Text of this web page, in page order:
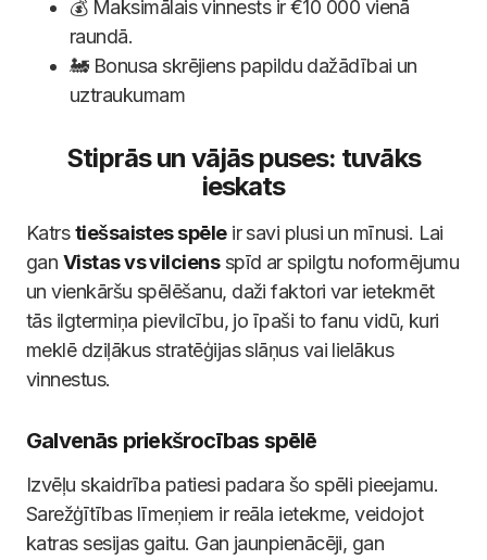
💰 Maksimālais vinnests ir €10 000 vienā
raundā.
🚂 Bonusa skrējiens papildu dažādībai un
uztraukumam
Stiprās un vājās puses: tuvāks
ieskats
Katrstiešsaistes spēleir savi plusi un mīnusi. Lai
gan Vistas vs vilciensspīd ar spilgtu noformējumu
un vienkāršu spēlēšanu, daži faktori var ietekmēt
tās ilgtermiņa pievilcību, jo īpaši to fanu vidū, kuri
meklē dziļākus stratēģijas slāņus vai lielākus
vinnestus.
Galvenās priekšrocības spēlē
Izvēļu skaidrība patiesi padara šo spēli pieejamu.
Sarežģītības līmeņiem ir reāla ietekme, veidojot
katras sesijas gaitu. Gan jaunpienācēji, gan